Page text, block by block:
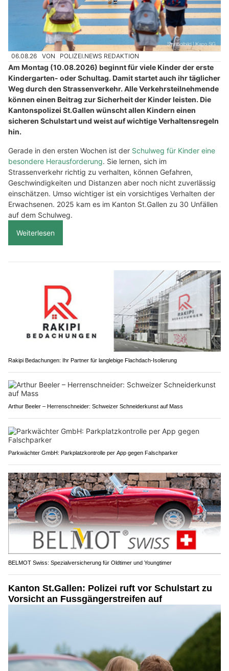
06.08.26 VON POLIZEI.NEWS REDAKTION
Am Montag (10.08.2026) beginnt für viele Kinder der erste
Kindergarten- oder Schultag. Damit startet auch ihr täglicher
Weg durch den Strassenverkehr. Alle Verkehrsteilnehmende
können einen Beitrag zur Sicherheit der Kinder leisten. Die
Kantonspolizei St.Gallen wünscht allen Kindern einen
sicheren Schulstart und weist auf wichtige Verhaltensregeln
hin.
Gerade in den ersten Wochen ist der Schulweg für Kinder eine
besondere Herausforderung. Sie lernen, sich im
Strassenverkehr richtig zu verhalten, können Gefahren,
Geschwindigkeiten und Distanzen aber noch nicht zuverlässig
einschätzen. Umso wichtiger ist ein vorsichtiges Verhalten der
Erwachsenen. 2025 kam es im Kanton St.Gallen zu 30 Unfällen
auf dem Schulweg.
Weiterlesen
Rakipi Bedachungen: Ihr Partner für langlebige Flachdach-Isolierung
Arthur Beeler – Herrenschneider: Schweizer Schneiderkunst auf Mass
Parkwächter GmbH: Parkplatzkontrolle per App gegen Falschparker
BELMOT Swiss: Spezialversicherung für Oldtimer und Youngtimer
Kanton St.Gallen: Polizei ruft vor Schulstart zu
Vorsicht an Fussgängerstreifen auf